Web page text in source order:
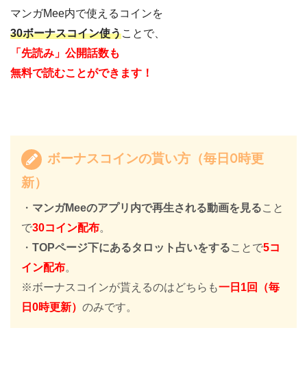
マンガMee内で使えるコインを
30ボーナスコイン使うことで、
「先読み」公開話数も
無料で読むことができます！
ボーナスコインの貰い方（毎日0時更
新）
・ マンガMeeのアプリ内で再生される動画を見ること
で30コイン配布。
・ TOPページ下にあるタロット占いをすることで5コ
イン配布。
※ボーナスコインが貰えるのはどちらも一日1回（毎
日0時更新） のみです。